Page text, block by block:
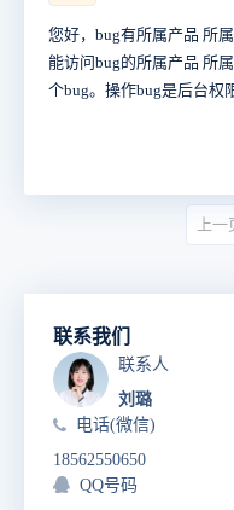
您好，bug有所属产品 所
能访问bug的所属产品 所
个bug。操作bug是后台权
上一
联系我们
联系人
刘璐
电话(微信)
18562550650
QQ号码